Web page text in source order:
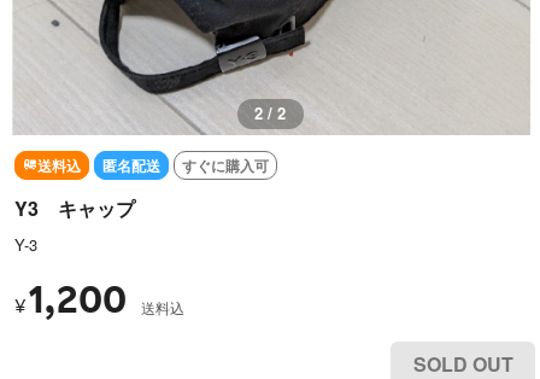
1 / 2
送料込 匿名配送 すぐに購入可
Y3 キャップ
Y-3
¥1,200 送料込
SOLD OUT